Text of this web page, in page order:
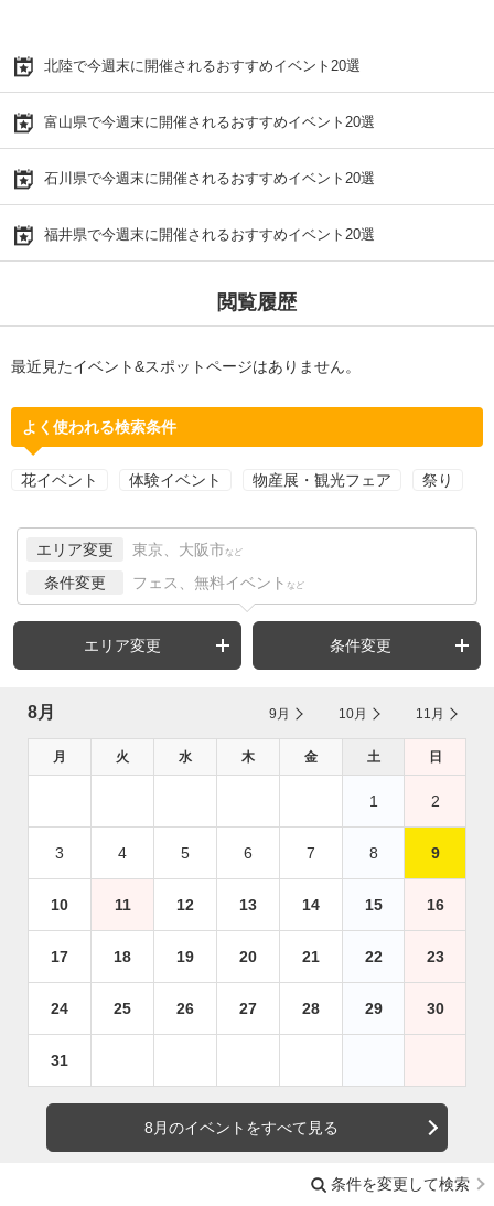
北陸で今週末に開催されるおすすめイベント20選
富山県で今週末に開催されるおすすめイベント20選
石川県で今週末に開催されるおすすめイベント20選
福井県で今週末に開催されるおすすめイベント20選
閲覧履歴
最近見たイベント&スポットページはありません。
よく使われる検索条件
花イベント 体験イベント 物産展・観光フェア 祭り
エリア変更 東京、大阪市 など
条件変更 フェス、無料イベント など
エリア変更 条件変更
8月 9月 10月 11月
月 火 水 木 金 土 日
1 2
3 4 5 6 7 8 9
10 11 12 13 14 15 16
17 18 19 20 21 22 23
24 25 26 27 28 29 30
31
8月のイベントをすべて見る
条件を変更して検索